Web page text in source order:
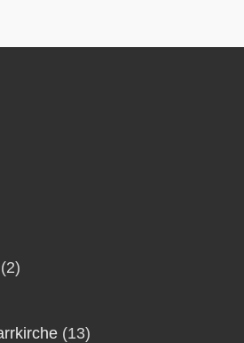
(2)
(13)